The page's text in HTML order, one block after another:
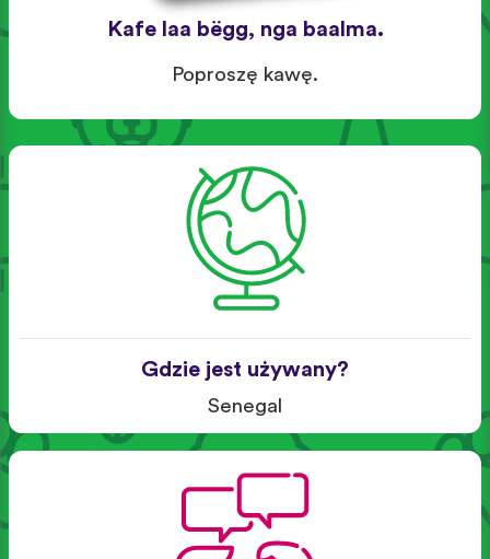
Kafe laa bëgg, nga baalma.
Poproszę kawę.
Gdzie jest używany?
Senegal